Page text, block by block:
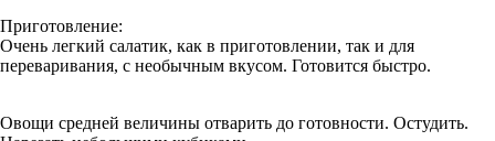
Приготовление:
Очень легкий салатик, как в приготовлении, так и для
переваривания, с необычным вкусом. Готовится быстро.
Овощи средней величины отварить до готовности. Остудить.